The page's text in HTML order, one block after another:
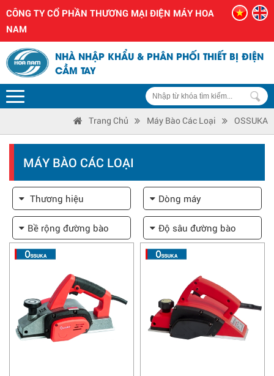
CÔNG TY CỔ PHẦN THƯƠNG MẠI ĐIỆN MÁY HOA
NAM
NHÀ NHẬP KHẨU & PHÂN PHỐI THIẾT BỊ ĐIỆN
CẦM TAY
Trang Chủ Máy Bào Các Loại OSSUKA
MÁY BÀO CÁC LOẠI
Thương hiệu Dòng máy
Bề rộng đường bào Độ sâu đường bào